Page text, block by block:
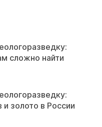
сложно найти
золото в России